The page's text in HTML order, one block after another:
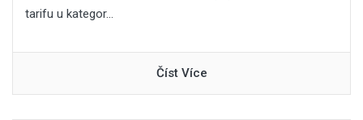
tarifu u kategor...
Číst Více